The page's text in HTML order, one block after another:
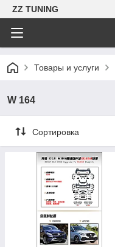
ZZ TUNING
Товары и услуги
W 164
Сортировка